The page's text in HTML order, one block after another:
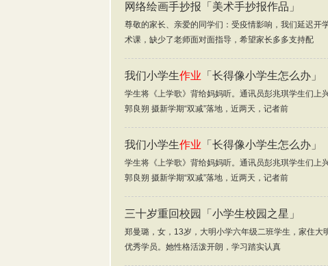
网络绘画手抄报「美术手抄报作品」
尊敬的家长、亲爱的同学们：受疫情影响，我们延迟开
术课，缺少了老师面对面指导，希望家长多多支持配
我们小学生作业 「长得像小学生怎么办」
学生将《上学歌》背给妈妈听。通讯员彭兆琪学生们上
郭良朔 摄新学期“双减”落地，近两天，记者前
我们小学生作业 「长得像小学生怎么办」
学生将《上学歌》背给妈妈听。通讯员彭兆琪学生们上
郭良朔 摄新学期“双减”落地，近两天，记者前
三十岁重回校园「小学生校园之星」
郑曼璐，女，13岁，大明小学六年级二班学生，家住大
优秀学员。她性格活泼开朗，学习踏实认真